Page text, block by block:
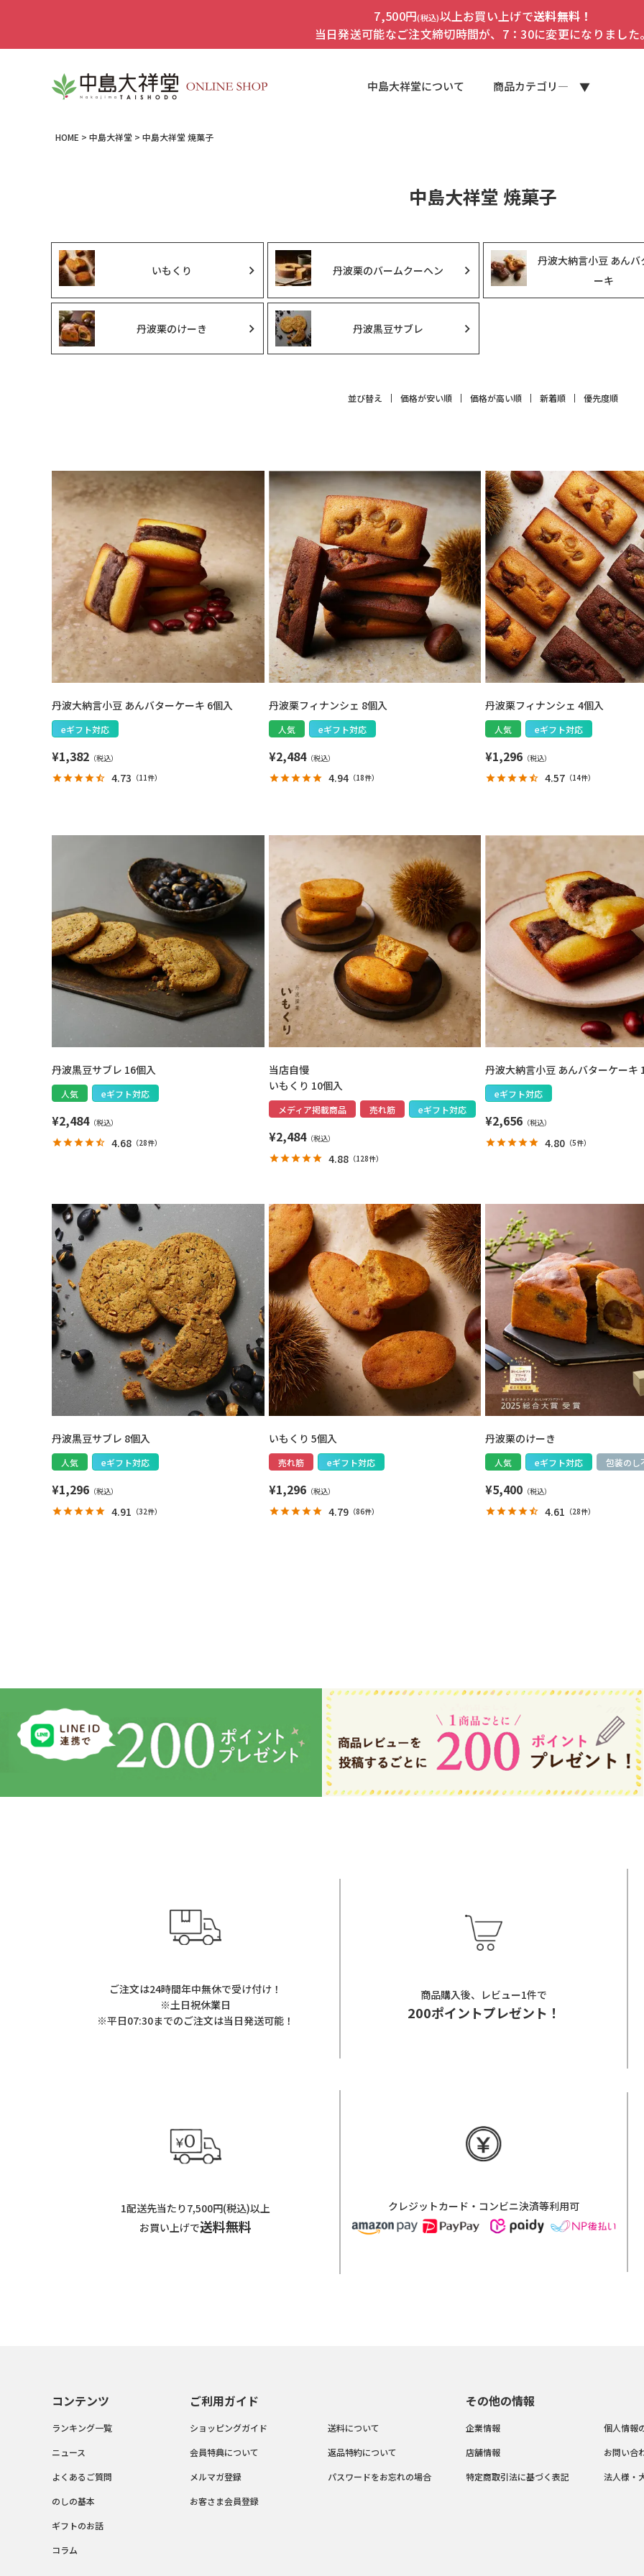
7,500円(税込)以上お買い上げで送料無料！
当日発送可能なご注文締切時間が、7：30に変更になりました
中島大祥堂について 商品カテゴリ―
HOME 中島大祥堂 中島大祥堂 焼菓子
中島大祥堂 焼菓子
いもくり 丹波栗のバームクーヘン
丹波大納言小豆 あんバ
ーキ
丹波栗のけーき 丹波黒豆サブレ
並び替え 価格が安い順 価格が高い順 新着順 優先度順
丹波大納言小豆 あんバターケーキ 6個入
eギフト対応
¥1,382
4.73 （11件）
丹波栗フィナンシェ 8個入
人気 eギフト対応
¥2,484
4.94（18件）
丹波栗フィナンシェ 4個入
人気 eギフト対応
¥1,296
4.57 （14件）
丹波黒豆サブレ 16個入
人気 eギフト対応
¥2,484
4.68 （28件）
当店自慢
いもくり 10個入
メディア掲載商品 売れ筋 eギフト対応
¥2,484
4.88（128件）
丹波大納言小豆 あんバターケーキ
eギフト対応
¥2,656
4.80 （5件）
丹波黒豆サブレ 8個入
人気 eギフト対応
¥1,296
4.91 （32件）
いもくり 5個入
売れ筋 eギフト対応
¥1,296
4.79（86件）
丹波栗のけーき
人気 eギフト対応 包装のし
¥5,400
4.61 （28件）
ご注文は24時間年中無休で受け付け！
※土日祝休業日
※平日07:30までのご注文は当日発送可能！
商品購入後、レビュー1件で
200ポイントプレゼント！
1配送先当たり7,500円(税込)以上
お買い上げで送料無料
クレジットカード・コンビニ決済等利用可
コンテンツ
ランキング一覧
ニュース
よくあるご質問
のしの基本
ギフトのお話
コラム
ご利用ガイド
ショッピングガイド
会員特典について
メルマガ登録
お客さま会員登録
送料について
返品特約について
パスワードをお忘れの場合
その他の情報
企業情報
店舗情報
特定商取引法に基づく表記
個人情報
お問い合
法人様・